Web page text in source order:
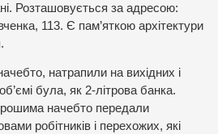
Розташовується за адресою:
113. Є пам’яткою архітектури
натрапили на вихідних і
була, як 2-літрова банка.
начебто передали
робітників і перехожих, які